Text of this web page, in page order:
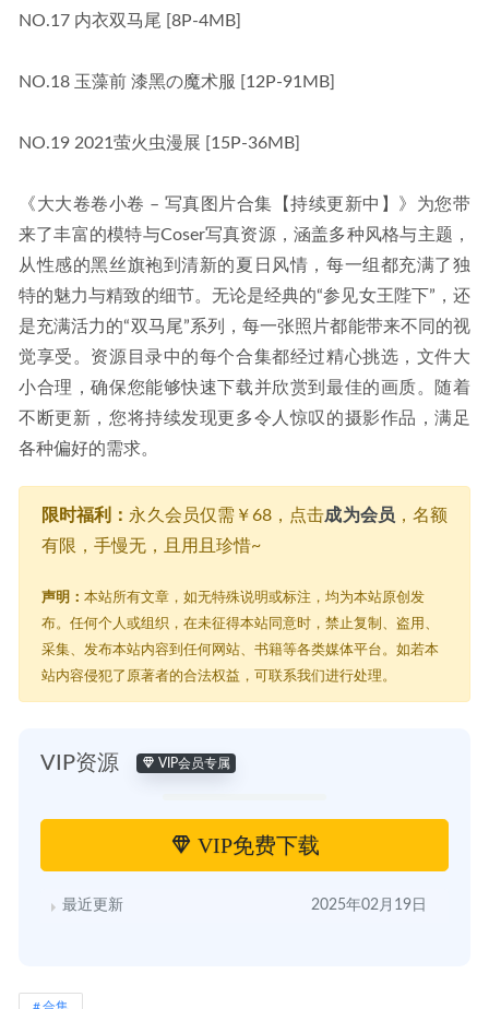
NO.17 内衣双马尾 [8P-4MB]
NO.18 玉藻前 漆黑の魔术服 [12P-91MB]
NO.19 2021萤火虫漫展 [15P-36MB]
《大大卷卷小卷 – 写真图片合集【持续更新中】》为您带
来了丰富的模特与Coser写真资源，涵盖多种风格与主题，
从性感的黑丝旗袍到清新的夏日风情，每一组都充满了独
特的魅力与精致的细节。无论是经典的“参见女王陛下”，还
是充满活力的“双马尾”系列，每一张照片都能带来不同的视
觉享受。资源目录中的每个合集都经过精心挑选，文件大
小合理，确保您能够快速下载并欣赏到最佳的画质。随着
不断更新，您将持续发现更多令人惊叹的摄影作品，满足
各种偏好的需求。
限时福利： 永久会员仅需￥68，点击成为会员 ，名额
有限，手慢无，且用且珍惜~
声明： 本站所有文章，如无特殊说明或标注，均为本站原创发
布。任何个人或组织，在未征得本站同意时，禁止复制、盗用、
采集、发布本站内容到任何网站、书籍等各类媒体平台。如若本
站内容侵犯了原著者的合法权益，可联系我们进行处理。
VIP资源 VIP会员专属
VIP免费下载
最近更新 2025年02月19日